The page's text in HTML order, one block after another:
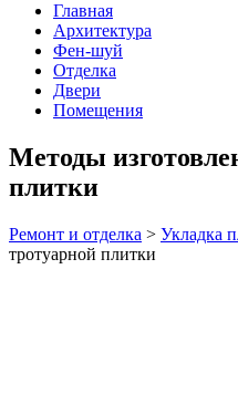
Главная
Архитектура
Фен-шуй
Отделка
Двери
Помещения
Методы
плитки
Ремонт и отделка > Укладка
тротуарной плитки